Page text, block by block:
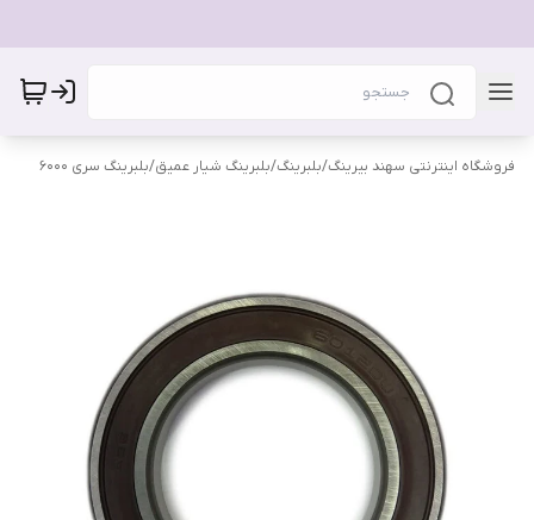
فروشگاه اینترنتی سهند بیرینگ/بلبرینگ/بلبرینگ شیار عمیق/بلبرینگ سری 6000